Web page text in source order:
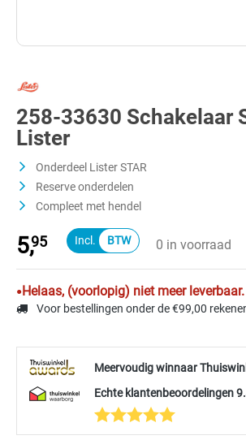
258-33630 Schakelaar
Lister
Onderdeel Lister STAR
Reserve onderdelen
Compleet met hendel
5,95 0 in voorraad
Helaas, (voorlopig) niet meer leverbaar.
Voor bestellingen onder de €99,00
Meervoudig winnaar
Echte klantenbeoordelingen